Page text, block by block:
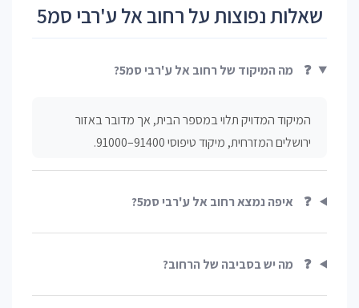
שאלות נפוצות על רחוב אל ע'רבי סמ5
❓ מה המיקוד של רחוב אל ע'רבי סמ5?
המיקוד המדויק תלוי במספר הבית, אך מדובר באזור
ירושלים המזרחית, מיקוד טיפוסי 91400–91000.
❓ איפה נמצא רחוב אל ע'רבי סמ5?
❓ מה יש בסביבה של הרחוב?